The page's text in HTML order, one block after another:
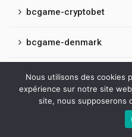
bcgame-cryptobet
bcgame-denmark
bcgame-fr
bcgame-hindi
Nous utilisons des cookies
expérience sur notre site
site, nous supposerons